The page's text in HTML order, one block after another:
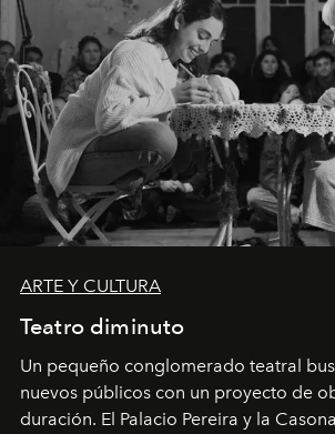
ARTE Y CULTURA
Teatro diminuto
Un pequeño conglomerado teatral
nuevos públicos con un proyecto de
duración. El Palacio Pereira y la